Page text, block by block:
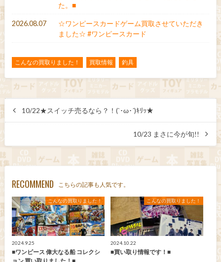
た。■
2026.08.07
☆ワンピースカードゲーム買取させていただき
ました☆ #ワンピースカード
こんなの買取りました！ 買取情報 釣具
10/22★スイッチ売るなら？！(`･ω･´)ｷﾘｯ★
10/23 まさに今が旬!!
RECOMMEND こちらの記事も人気です。
こんなの買取りました！
2024.9.25
■ワンピース 偉大なる船 コレクシ
こんなの買取りました！
2024.10.22
■買い取り情報です！■